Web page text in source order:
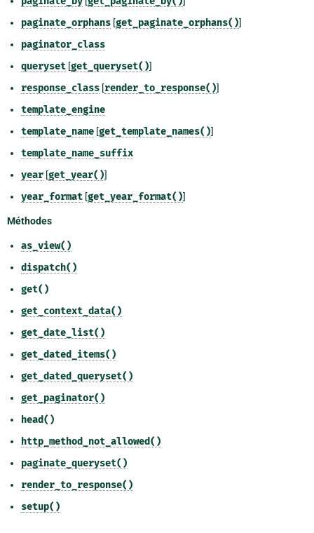
paginate_orphans [get_paginate_orphans()]
paginator_class
queryset [get_queryset()]
response_class [render_to_response()]
template_engine
template_name [get_template_names()]
template_name_suffix
year [get_year()]
year_format [get_year_format()]
Méthodes
as_view()
dispatch()
get()
get_context_data()
get_date_list()
get_dated_items()
get_dated_queryset()
get_paginator()
head()
http_method_not_allowed()
paginate_queryset()
render_to_response()
setup()